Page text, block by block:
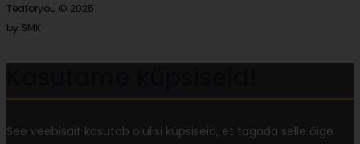
Teaforyou © 2025
by SMK
See veebisait kasutab olulisi küpsiseid, et tagada selle õige